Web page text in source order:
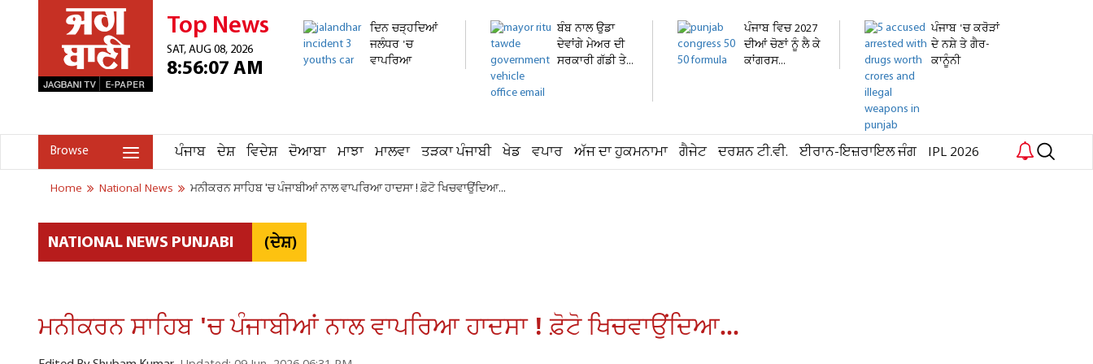
Top News
SAT, AUG 08, 2026
8:56:07 AM
ਦਿਨ ਚੜ੍ਹਦਿਆਂ
ਜਲੰਧਰ 'ਚ
ਵਾਪਰਿਆ
ਬੰਬ ਨਾਲ ਉਡਾ
ਦੇਵਾਂਗੇ ਮੇਅਰ ਦੀ
ਸਰਕਾਰੀ ਗੱਡੀ ਤੇ...
ਪੰਜਾਬ ਵਿਚ 2027
ਦੀਆਂ ਚੋਣਾਂ ਨੂੰ ਲੈ ਕੇ
ਕਾਂਗਰਸ...
ਪੰਜਾਬ 'ਚ ਕਰੋੜਾਂ
ਦੇ ਨਸ਼ੇ ਤੇ ਗੈਰ-
ਕਾਨੂੰਨੀ
Browse ਪੰਜਾਬ ਦੇਸ਼ ਵਿਦੇਸ਼ ਦੋਆਬਾ ਮਾਝਾ ਮਾਲਵਾ ਤੜਕਾ ਪੰਜਾਬੀ ਖੇਡ ਵਪਾਰ ਅੱਜ ਦਾ ਹੁਕਮਨਾਮਾ ਗੈਜੇਟ ਦਰਸ਼ਨ ਟੀ.ਵੀ. ਈਰਾਨ-ਇਜ਼ਰਾਇਲ ਜੰਗ IPL 2026
Home National News ਮਨੀਕਰਨ ਸਾਹਿਬ 'ਚ ਪੰਜਾਬੀਆਂ ਨਾਲ ਵਾਪਰਿਆ ਹਾਦਸਾ ! ਫ਼ੋਟੋ ਖਿਚਵਾਉਂਦਿਆ...
NATIONAL NEWS PUNJABI (ਦੇਸ਼)
ਮਨੀਕਰਨ ਸਾਹਿਬ 'ਚ ਪੰਜਾਬੀਆਂ ਨਾਲ ਵਾਪਰਿਆ ਹਾਦਸਾ ! ਫ਼ੋਟੋ ਖਿਚਵਾਉਂਦਿਆ...